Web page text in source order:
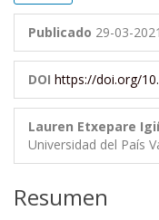
Publicado 29-03-2021
DOI https://doi.org/
Lauren Etxepare
Universidad del País
Resumen